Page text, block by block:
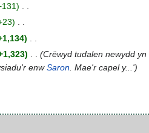
Crëwyd tudalen newydd
enwSaron . Mae'r capel y...'